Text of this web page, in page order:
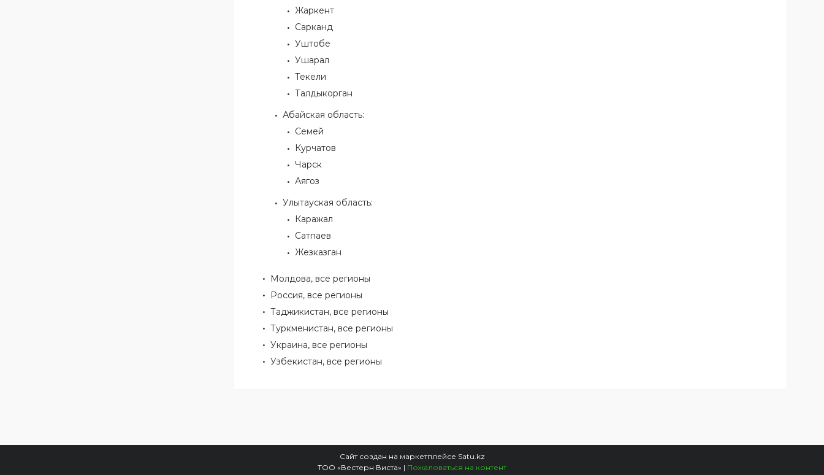
Жаркент
Сарканд
Уштобе
Ушарал
Текели
Талдыкорган
Абайская область:
Семей
Курчатов
Чарск
Аягоз
Улытауская область:
Каражал
Сатпаев
Жезказган
Молдова, все регионы
Россия, все регионы
Таджикистан, все регионы
Туркменистан, все регионы
Украина, все регионы
Узбекистан, все регионы
Сайт создан на маркетплейсе Satu.kz
ТОО «Вестерн Виста» | Пожаловаться на контент